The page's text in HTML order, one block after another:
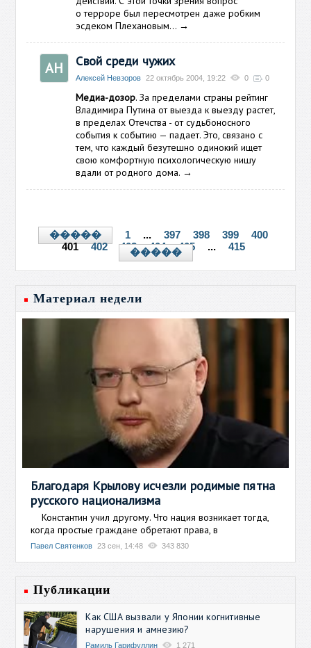
о терроре был пересмотрен даже робким
эсдеком Плехановым… →
АН Свой среди чужих
Алексей Невзоров 22 октябрь 2004, 19:22 0 0
Медиа-дозор. За пределами страны рейтинг
Владимира Путина от выезда к выезду растет,
в пределах Отечства - от судьбоносного
события к событию — падает. Это, связано с
тем, что каждый безутешно одинокий ищет
свою комфортную психологическую нишу
вдали от родного дома. →
����� 1 ... 397 398 399
400
401
402 403 404 405 ... 415
�����
Материал недели
Благодаря Крылову исчезли родимые пятна
русского национализма
Константин учил другому. Что нация возникает тогда,
когда простые граждане обретают права, в
Павел Святенков 23 сен, 14:48 343 830
Публикации
Как США вызвали у Японии когнитивные
нарушения и амнезию?
Рамиль Гарифуллин 1 271